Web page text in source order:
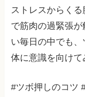
ストレスからく
で筋肉の過緊張
い毎日の中でも
体に意識を向けて
#ツボ押しのコツ